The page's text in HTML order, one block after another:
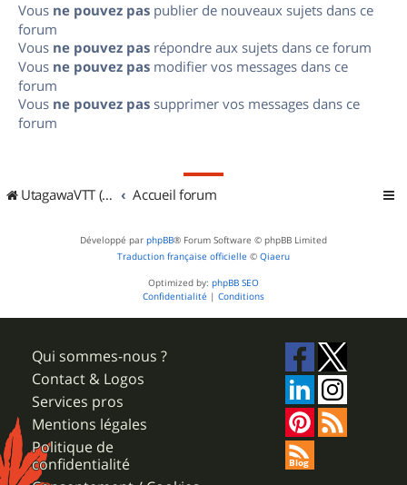
Vous ne pouvez pas publier de nouveaux sujets dans ce
forum
Vous ne pouvez pas répondre aux sujets dans ce forum
Vous ne pouvez pas modifier vos messages dans ce
forum
Vous ne pouvez pas supprimer vos messages dans ce
forum
UtagawaVTT (Randos VTT et VTTAE avec traces GPS) Accueil forum
Développé par phpBB® Forum Software © phpBB Limited
Traduction française officielle © Qiaeru
Optimized by: phpBB SEO
Confidentialité | Conditions
Qui sommes-nous ?
Contact & Logos
Services pros
Mentions légales
Politique de
confidentialité